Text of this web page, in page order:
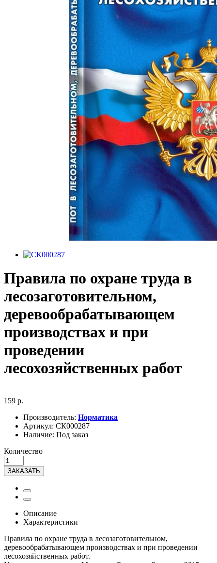
Правила по охране труда в
лесозаготовительном,
деревообрабатывающем
производствах и при
проведении
лесохозяйственных работ
159 р.
Производитель: Норматика
Артикул: СК000287
Наличие: Под заказ
Количество
ЗАКАЗАТЬ
Описание
Характеристики
Правила по охране труда в лесозаготовительном,
деревообрабатывающем производствах и при проведении
лесохозяйственных работ.